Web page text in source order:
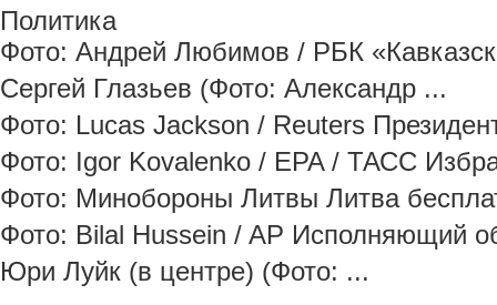
Политика
Фото: Андрей Любимов / РБК
Сергей Глазьев (Фото: Александр ...
Фото: Lucas Jackson / Reuters
Фото: Igor Kovalenko / EPA / ТАСС
Фото: Минобороны Литвы Литва
Фото: Bilal Hussein / AP Исполняющий
Юри Луйк (в центре) (Фото: ...